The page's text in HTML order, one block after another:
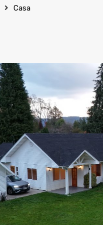
Casa